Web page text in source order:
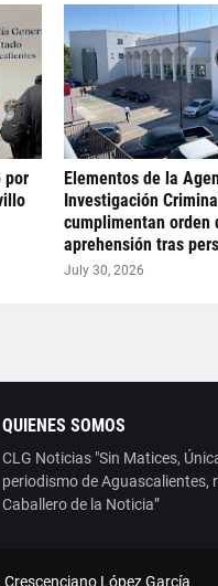
por
Elementos de la
Investigación
cumplimentan orden
aprehensión tras
July 30, 2026
QUIENES SOMOS
CLG Noticias "Sin Matices,
periodismo de Aguascalientes,
Caballero de la Noticia”
Crescenciano López García